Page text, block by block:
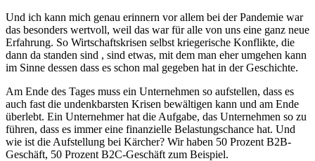
Und ich kann mich genau erinnern vor allem bei der Pandemie war
das besonders wertvoll, weil das war für alle von uns eine ganz neue
Erfahrung. So Wirtschaftskrisen selbst kriegerische Konflikte, die
dann da standen sind , sind etwas, mit dem man eher umgehen kann
im Sinne dessen dass es schon mal gegeben hat in der Geschichte.
Am Ende des Tages muss ein Unternehmen so aufstellen, dass es
auch fast die undenkbarsten Krisen bewältigen kann und am Ende
überlebt. Ein Unternehmer hat die Aufgabe, das Unternehmen so zu
führen, dass es immer eine finanzielle Belastungschance hat. Und
wie ist die Aufstellung bei Kärcher? Wir haben 50 Prozent B2B-
Geschäft, 50 Prozent B2C-Geschäft zum Beispiel.